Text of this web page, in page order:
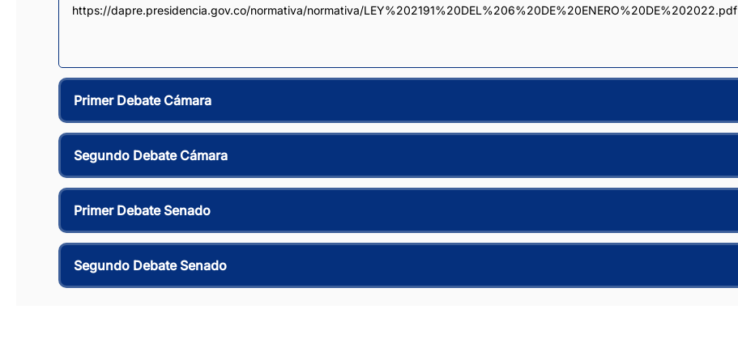
https://dapre.presidencia.gov.co/normativa/normativa/LEY%202191%20DEL%206%20DE%20ENERO%20DE%202022.pdf
Primer Debate Cámara
Segundo Debate Cámara
Primer Debate Senado
Segundo Debate Senado